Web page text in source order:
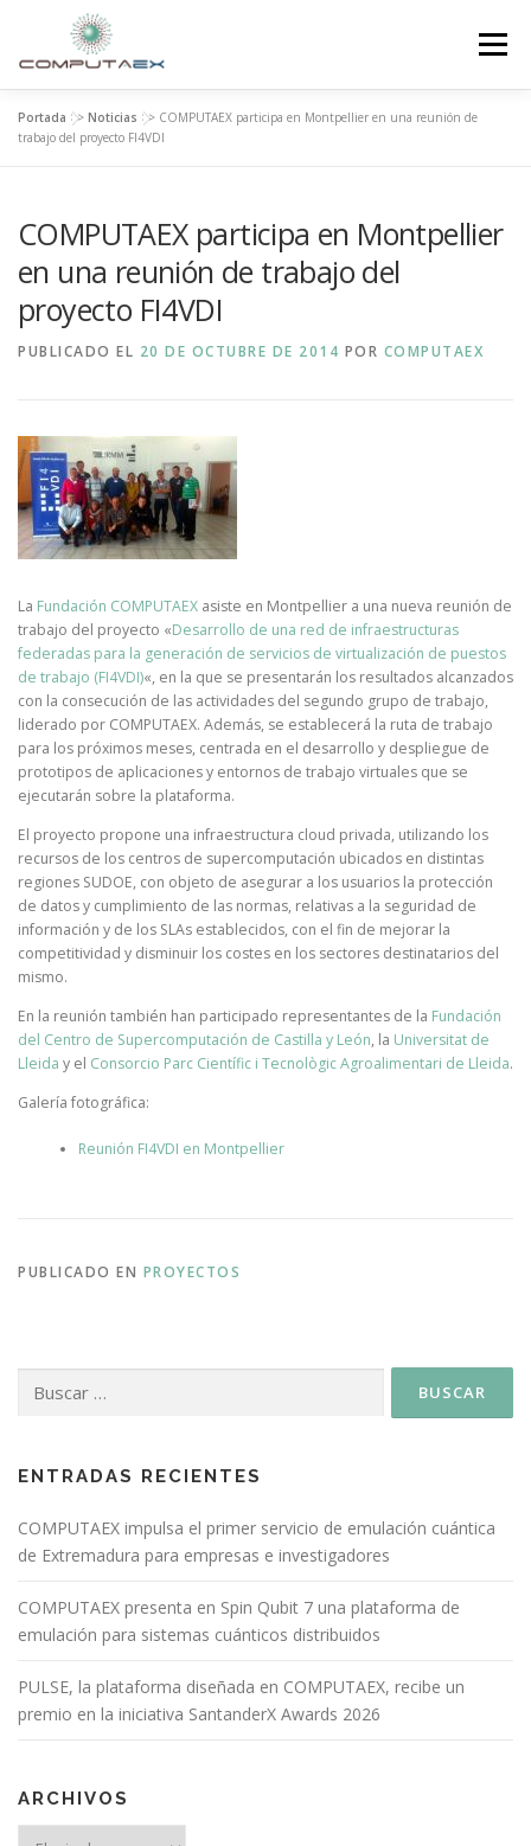
Menú
INICIO LA FUNDACIÓN
SUPERCOMPUTACIÓN NOTICIAS
INVESTIGACIÓN E INNOVACIÓN
Portada >> Noticias >> COMPUTAEX participa en Montpellier en una reunión de
trabajo del proyecto FI4VDI
COMPUTAEX participa en Montpellier
en una reunión de trabajo del
proyecto FI4VDI
PUBLICADO EL 20 DE OCTUBRE DE 2014 POR COMPUTAEX
La Fundación COMPUTAEX asiste en Montpellier a una nueva reunión de
trabajo del proyecto «Desarrollo de una red de infraestructuras
federadas para la generación de servicios de virtualización de puestos
de trabajo (FI4VDI)«, en la que se presentarán los resultados alcanzados
con la consecución de las actividades del segundo grupo de trabajo,
liderado por COMPUTAEX. Además, se establecerá la ruta de trabajo
para los próximos meses, centrada en el desarrollo y despliegue de
prototipos de aplicaciones y entornos de trabajo virtuales que se
ejecutarán sobre la plataforma.
El proyecto propone una infraestructura cloud privada, utilizando los
recursos de los centros de supercomputación ubicados en distintas
regiones SUDOE, con objeto de asegurar a los usuarios la protección
de datos y cumplimiento de las normas, relativas a la seguridad de
información y de los SLAs establecidos, con el fin de mejorar la
competitividad y disminuir los costes en los sectores destinatarios del
mismo.
En la reunión también han participado representantes de la Fundación
del Centro de Supercomputación de Castilla y León, la Universitat de
Lleida y el Consorcio Parc Científic i Tecnològic Agroalimentari de Lleida.
Galería fotográfica:
Reunión FI4VDI en Montpellier
PUBLICADO EN PROYECTOS
ENTRADAS RECIENTES
COMPUTAEX impulsa el primer servicio de emulación cuántica
de Extremadura para empresas e investigadores
COMPUTAEX presenta en Spin Qubit 7 una plataforma de
emulación para sistemas cuánticos distribuidos
PULSE, la plataforma diseñada en COMPUTAEX, recibe un
premio en la iniciativa SantanderX Awards 2026
ARCHIVOS